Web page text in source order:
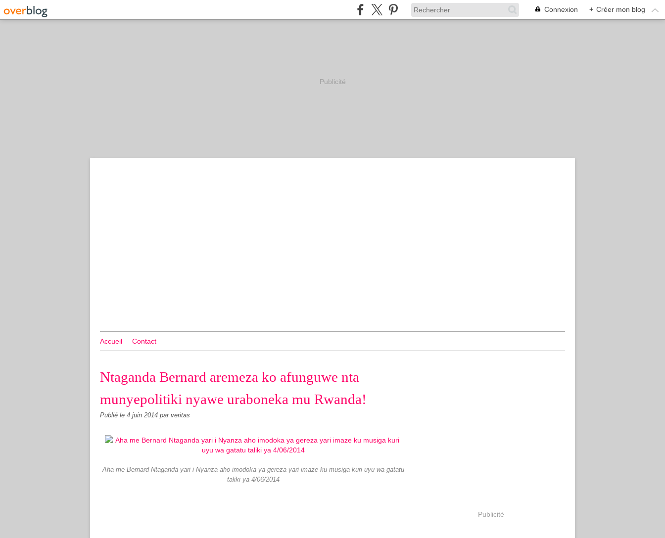
Connexion + Créer mon blog
Publicité
Accueil Contact
Ntaganda Bernard aremeza ko afunguwe nta
munyepolitiki nyawe uraboneka mu Rwanda!
Publié le 4 juin 2014 par veritas
Aha me Bernard Ntaganda yari i Nyanza aho imodoka ya gereza yari imaze ku musiga kuri uyu wa gatatu
taliki ya 4/06/2014
Publicité